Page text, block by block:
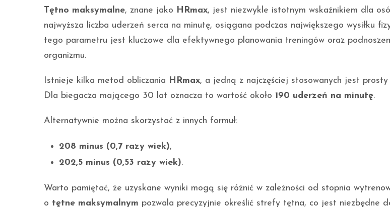
Tętno maksymalne, znane jako HRmax, jest niezwykle istotnym wskaźnikiem dla
najwyższa liczba uderzeń serca na minutę, osiągana podczas największego wysiłku
tego parametru jest kluczowe dla efektywnego planowania treningów oraz
organizmu.
Istnieje kilka metod obliczania HRmax, a jedną z najczęściej stosowanych jest prosty
Dla biegacza mającego 30 lat oznacza to wartość około 190 uderzeń na minutę.
Alternatywnie można skorzystać z innych formuł:
208 minus (0,7 razy wiek),
202,5 minus (0,53 razy wiek).
Warto pamiętać, że uzyskane wyniki mogą się różnić w zależności od stopnia
o tętne maksymalnym pozwala precyzyjnie określić strefy tętna, co jest niezbędne